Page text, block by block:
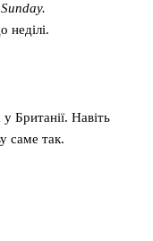
неділі.
Британії. Навіть
саме так.